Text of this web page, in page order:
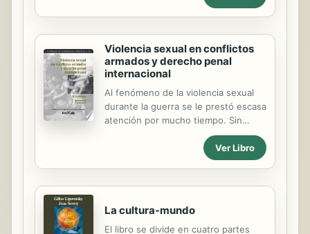
pandemia de desinformación que
Con esa idea ------vacunar contra la
información falsa------ nace este
manual. A los autores ------
profesores de la universidad pública
e investigadores de las fake news
desde distintas perspectivas------
nos llegaban peticiones de sectores
como periodistas o profesores de
universidad y de Secundaria que
anhelaban un manual con lenguaje
Violencia sexual en conflictos
armados y derecho penal
internacional
Al fenómeno de la violencia sexual
durante la guerra se le prestó escasa
atención por mucho tiempo. Sin
embargo, la vertiginosa evolución del
derecho internacional humanitario y
del derecho penal internacional
relación con la reciente ola de
este de la República Democrática del
Congo, ha situado el fenómeno en el
Ver Libro
La cultura-mundo
El libro se divide en cuatro partes